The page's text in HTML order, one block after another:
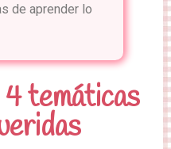
de aprender lo
temáticas